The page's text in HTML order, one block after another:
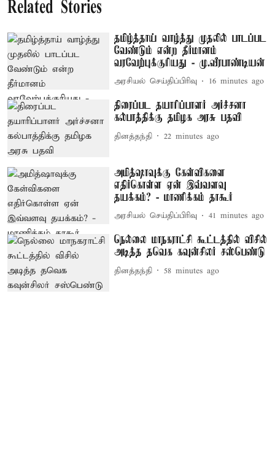
Related Stories
தமிழ்த்தாய் வாழ்த்து முதலில் பாடப்பட
வேண்டும் என்ற தீர்மானம்
வரவேற்புக்குரியது - மு.வீரபாண்டியன்
அரசியல் செய்திப்பிரிவு 16 minutes ago
திரைப்பட தயாரிப்பாளர் அர்ச்சனா
கல்பாத்திக்கு தமிழக அரசு பதவி
தினத்தந்தி 22 minutes ago
அமித்ஷாவுக்கு கேள்விகளை
எதிர்கொள்ள ஏன் இவ்வளவு
தயக்கம்? - மாணிக்கம் தாகூர்
அரசியல் செய்திப்பிரிவு 41 minutes ago
நெல்லை மாநகராட்சி கூட்டத்தில் விசில்
அடித்த தவெக கவுன்சிலர் சஸ்பெண்டு
தினத்தந்தி 58 minutes ago